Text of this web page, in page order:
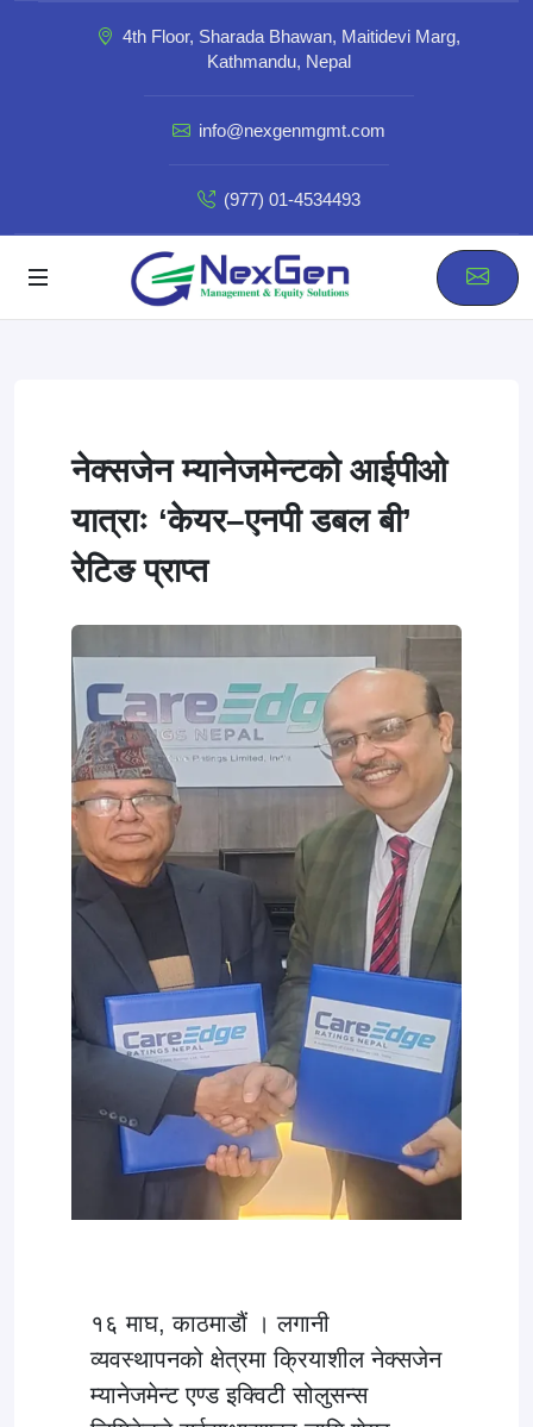
4th Floor, Sharada Bhawan, Maitidevi Marg,
Kathmandu, Nepal
info@nexgenmgmt.com
(977) 01-4534493
नेक्सजेन म्यानेजमेन्टको आईपीओ
यात्राः ‘केयर–एनपी डबल बी’
रेटिङ प्राप्त
१६ माघ, काठमाडौं । लगानी
व्यवस्थापनको क्षेत्रमा क्रियाशील नेक्सजेन
म्यानेजमेन्ट एण्ड इक्विटी सोलुसन्स